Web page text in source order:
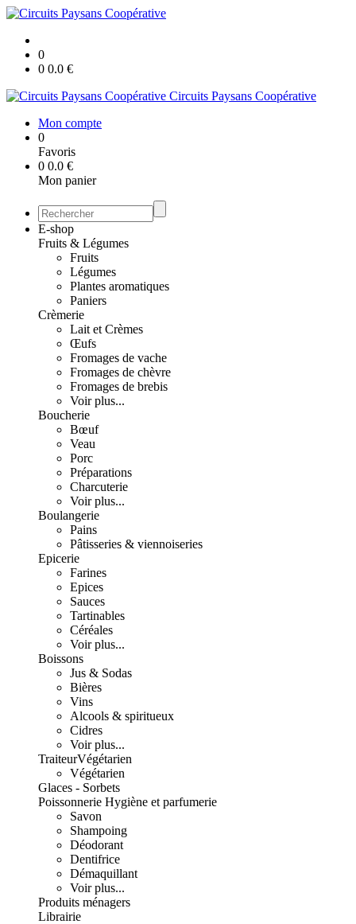
0
0 0.0 €
Circuits Paysans Coopérative
Mon compte
0
Favoris
0 0.0 €
Mon panier
E-shop
Fruits & Légumes
Fruits
Légumes
Plantes aromatiques
Paniers
Crèmerie
Lait et Crèmes
Œufs
Fromages de vache
Fromages de chèvre
Fromages de brebis
Voir plus...
Boucherie
Bœuf
Veau
Porc
Préparations
Charcuterie
Voir plus...
Boulangerie
Pains
Pâtisseries & viennoiseries
Epicerie
Farines
Epices
Sauces
Tartinables
Céréales
Voir plus...
Boissons
Jus & Sodas
Bières
Vins
Alcools & spiritueux
Cidres
Voir plus...
TraiteurVégétarien
Végétarien
Glaces - Sorbets
Poissonnerie Hygiène et parfumerie
Savon
Shampoing
Déodorant
Dentifrice
Démaquillant
Voir plus...
Produits ménagers
Librairie